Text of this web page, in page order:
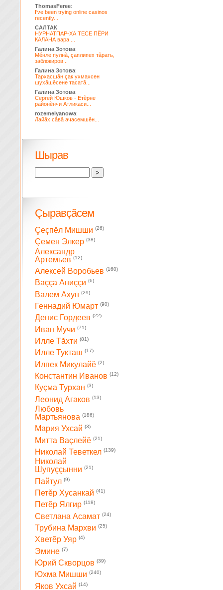
ThomasFeree:
I've been trying online casinos
recently...
САЛТАК:
НУРНАТПАР-ХА ТЕСЕ ПЁРИ
КАЛАНА вара ...
Галина Зотова:
Мĕнле пулнă, çаплипех тăрать,
заблокиров...
Галина Зотова:
Тархасшăн çак ухмахсен
шухăшĕсене тасатă...
Галина Зотова:
Сергей Юшков - Етĕрне
районĕнчи Атликаси...
rozemelyanowa:
Лайăх сăвă ачасемшĕн...
Шырав
Çыравçăсем
Çеçпĕл Мишши (26)
Çемен Элкер (38)
Александр
Артемьев (12)
Алексей Воробьев (160)
Ваççа Аниççи (6)
Валем Ахун (29)
Геннадий Юмарт (90)
Денис Гордеев (22)
Иван Мучи (71)
Илле Тăхти (81)
Илле Тукташ (17)
Илпек Микулайĕ (2)
Константин Иванов (12)
Куçма Турхан (3)
Леонид Агаков (13)
Любовь
Мартьянова (186)
Мария Ухсай (3)
Митта Ваçлейĕ (21)
Николай Теветкел (139)
Николай
Шупуççынни (21)
Пайтул (9)
Петĕр Хусанкай (41)
Петĕр Ялгир (118)
Светлана Асамат (24)
Трубина Мархви (25)
Хветĕр Уяр (4)
Эмине (7)
Юрий Скворцов (39)
Юхма Мишши (240)
Яков Ухсай (14)